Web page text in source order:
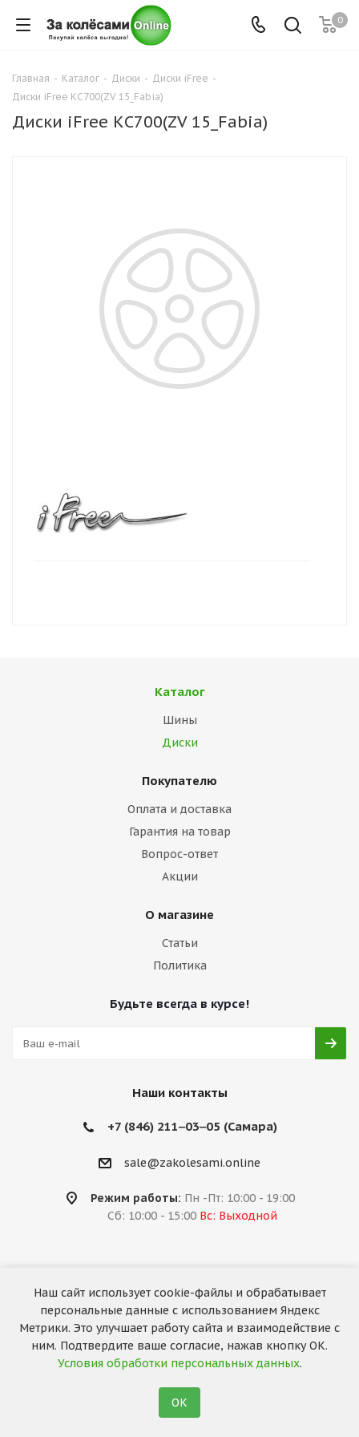
0
Главная - Каталог - Диски - Диски iFree -
Диски iFree КС700(ZV 15_Fabia)
Диски iFree КС700(ZV 15_Fabia)
Каталог
Шины
Диски
Покупателю
Оплата и доставка
Гарантия на товар
Вопрос-ответ
Акции
О магазине
Статьи
Политика
Будьте всегда в курсе!
Наши контакты
+7 (846) 211‒03‒05 (Самара)
sale@zakolesami.online
Режим работы: Пн -Пт: 10:00 - 19:00
Сб: 10:00 - 15:00 Вс: Выходной
2026 © «За колёсами.Online»
Запуск сайта —RuMaster
Наш сайт использует cookie-файлы и обрабатывает
персональные данные с использованием Яндекс
Метрики. Это улучшает работу сайта и взаимодействие с
ним. Подтвердите ваше согласие, нажав кнопку ОК.
Условия обработки персональных данных.
ОК